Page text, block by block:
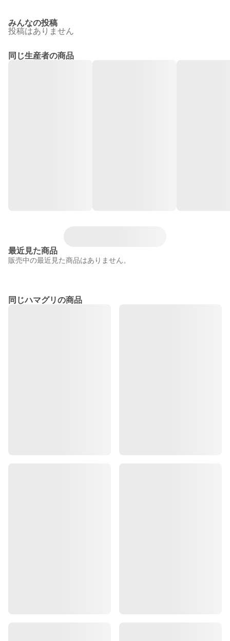
みんなの投稿
投稿はありません
同じ生産者の商品
最近見た商品
販売中の最近見た商品はありません。
同じハマグリの商品